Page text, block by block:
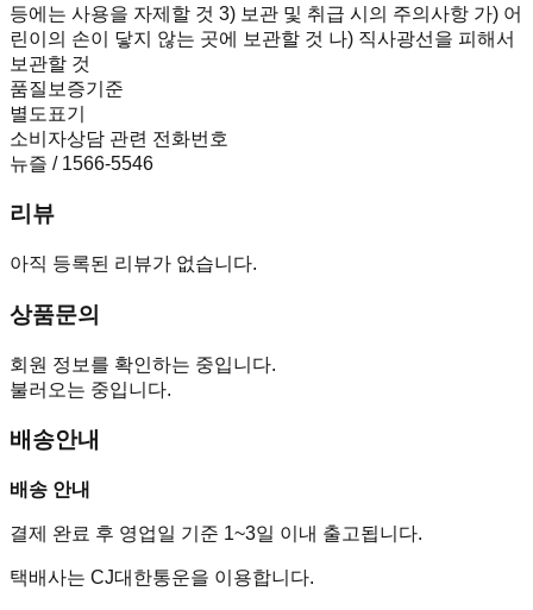
등에는 사용을 자제할 것 3) 보관 및 취급 시의 주의사항 가) 어
린이의 손이 닿지 않는 곳에 보관할 것 나) 직사광선을 피해서
보관할 것
품질보증기준
별도표기
소비자상담 관련 전화번호
뉴즐 / 1566-5546
리뷰
아직 등록된 리뷰가 없습니다.
상품문의
회원 정보를 확인하는 중입니다.
불러오는 중입니다.
배송안내
배송 안내
결제 완료 후 영업일 기준 1~3일 이내 출고됩니다.
택배사는 CJ대한통운을 이용합니다.